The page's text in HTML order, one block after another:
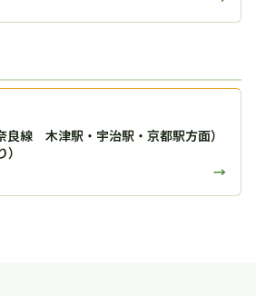
良線 木津駅・宇治駅・京都駅方面）
→